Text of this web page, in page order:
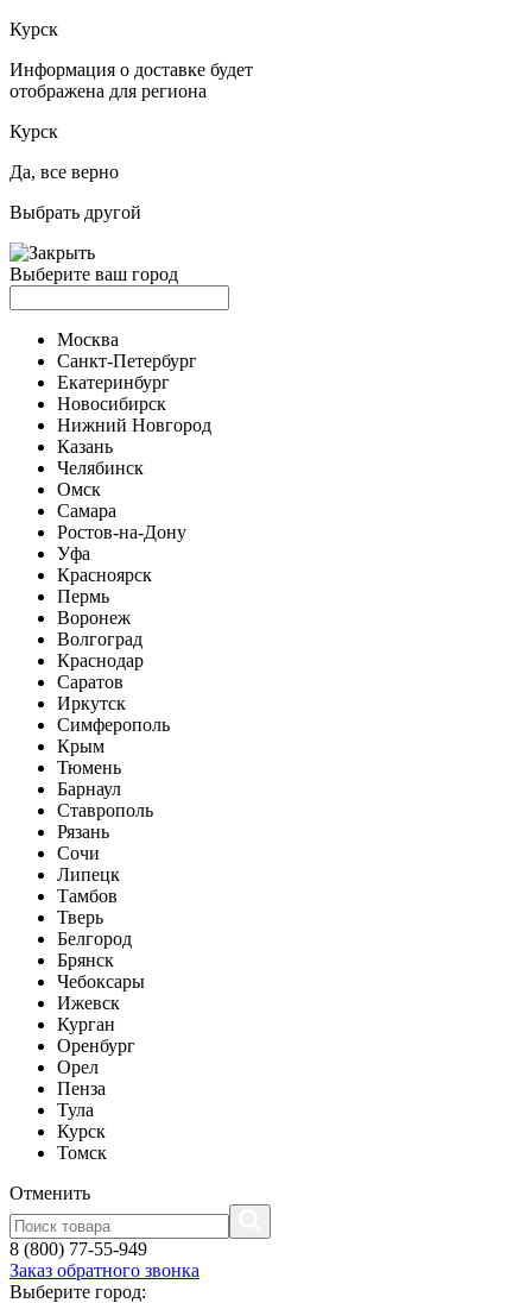
Курск
Информация о доставке будет
отображена для региона
Курск
Да, все верно
Выбрать другой
Выберите ваш город
Москва
Санкт-Петербург
Екатеринбург
Новосибирск
Нижний Новгород
Казань
Челябинск
Омск
Самара
Ростов-на-Дону
Уфа
Красноярск
Пермь
Воронеж
Волгоград
Краснодар
Саратов
Иркутск
Симферополь
Крым
Тюмень
Барнаул
Ставрополь
Рязань
Сочи
Липецк
Тамбов
Тверь
Белгород
Брянск
Чебоксары
Ижевск
Курган
Оренбург
Орел
Пенза
Тула
Курск
Томск
Отменить
8 (800) 77-55-949
Заказ обратного звонка
Выберите город: